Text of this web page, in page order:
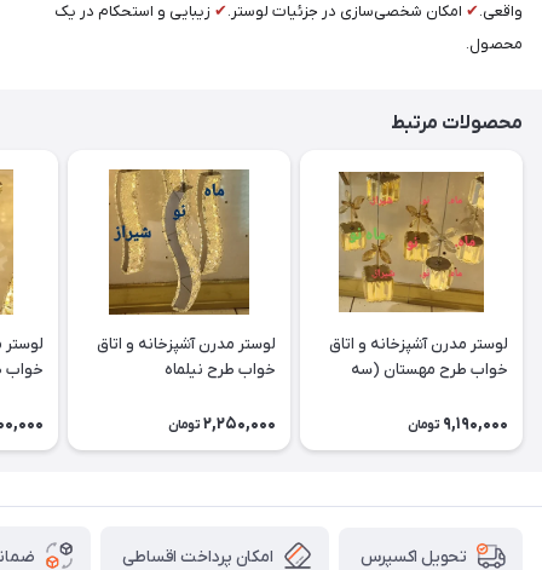
واقعی.✔ امکان شخصی‌سازی در جزئیات لوستر.✔ زیبایی و استحکام در یک
محصول.
محصولات مرتبط
لوستر مدرن آشپزخانه و اتاق
خواب طرح مهستان (سه
9,190,000 تومان
لوستر مدرن آشپزخانه و اتاق
خواب طرح نیلماه
2,250,000 تومان
لوستر
خواب
تحویل اکسپرس امکان پرداخت اقساطی